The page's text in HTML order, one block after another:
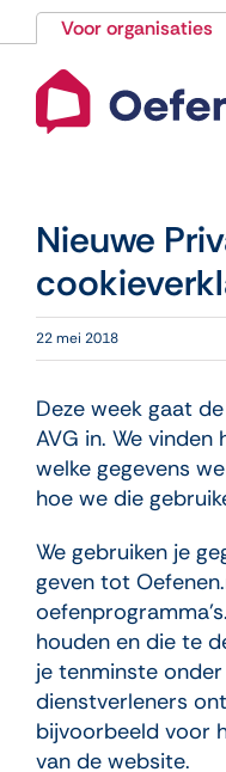
naar
inhoud
Voor organisaties
Nieuws
Kennisbank
Over Oefenen.nl
Contact
Nieuwe
22 mei 2018
Deze week gaat
AVG in. We
welke gegevens
hoe we die
We gebruiken je
geven tot
houden en die te
je tenminste
dienstverleners
bijvoorbeeld voor
van de website.